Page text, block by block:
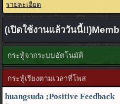
รายละเอียด
(เปิดใช้งานแล้ววันนี้
กระทู้จากระบบอัตโนมัติ
กระทู้เรียงตามเวลาที่โพส
huangsuda ;Positive Feedback